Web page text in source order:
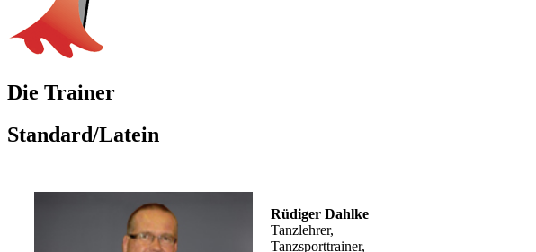
Die Trainer
Standard/Latein
Rüdiger Dahlke
Tanzlehrer,
Tanzsporttrainer,